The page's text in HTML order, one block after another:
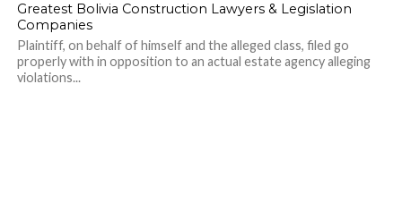
Greatest Bolivia Construction Lawyers & Legislation
Companies
Plaintiff, on behalf of himself and the alleged class, filed go
properly with in opposition to an actual estate agency alleging
violations...